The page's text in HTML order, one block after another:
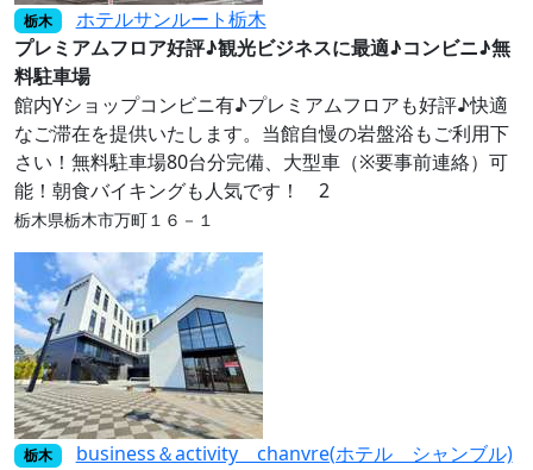
栃木
ホテルサンルート栃木
プレミアムフロア好評♪観光ビジネスに最適♪コンビニ♪無
料駐車場
館内Yショップコンビニ有♪プレミアムフロアも好評♪快適
なご滞在を提供いたします。当館自慢の岩盤浴もご利用下
さい！無料駐車場80台分完備、大型車（※要事前連絡）可
能！朝食バイキングも人気です！ 2
栃木県栃木市万町１６－１
栃木
business＆activity chanvre(ホテル シャンブル)